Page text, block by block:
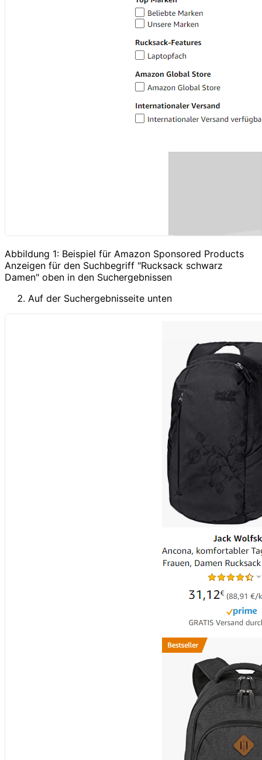
Abbildung 1: Beispiel für Amazon Sponsored Products
Anzeigen für den Suchbegriff "Rucksack schwarz
Damen" oben in den Suchergebnissen
Auf der Suchergebnisseite unten